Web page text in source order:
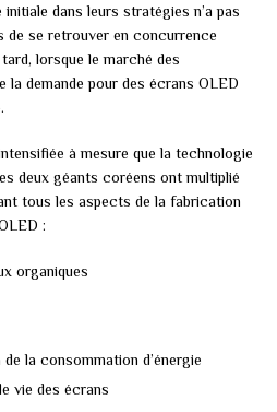
dans leurs stratégies n’a pas
de se retrouver en concurrence
lorsque le marché des
la demande pour des écrans OLED
à mesure que la technologie
deux géants coréens ont multiplié
tous les aspects de la fabrication
:
organiques
la consommation d’énergie
vie des écrans